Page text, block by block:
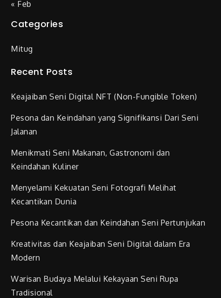
« Feb
Categories
Mitug
Recent Posts
Keajaiban Seni Digital NFT (Non-Fungible Token)
Pesona dan Keindahan yang Signifikansi Dari Seni
Jalanan
Menikmati Seni Makanan, Gastronomi dan
Keindahan Kuliner
Menyelami Kekuatan Seni Fotografi Melihat
Kecantikan Dunia
Pesona Kecantikan dan Keindahan Seni Pertunjukan
Kreativitas dan Keajaiban Seni Digital dalam Era
Modern
Warisan Budaya Melalui Kekayaan Seni Rupa
Tradisional